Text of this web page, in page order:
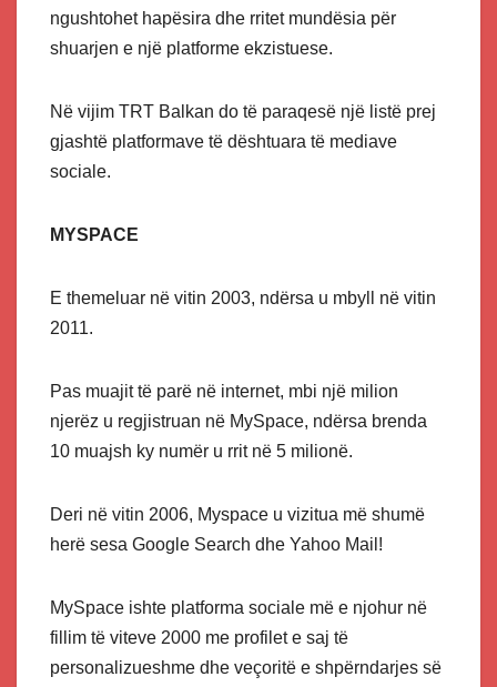
ngushtohet hapësira dhe rritet mundësia për
shuarjen e një platforme ekzistuese.
Në vijim TRT Balkan do të paraqesë një listë prej
gjashtë platformave të dështuara të mediave
sociale.
MYSPACE
E themeluar në vitin 2003, ndërsa u mbyll në vitin
2011.
Pas muajit të parë në internet, mbi një milion
njerëz u regjistruan në MySpace, ndërsa brenda
10 muajsh ky numër u rrit në 5 milionë.
Deri në vitin 2006, Myspace u vizitua më shumë
herë sesa Google Search dhe Yahoo Mail!
MySpace ishte platforma sociale më e njohur në
fillim të viteve 2000 me profilet e saj të
personalizueshme dhe veçoritë e shpërndarjes së